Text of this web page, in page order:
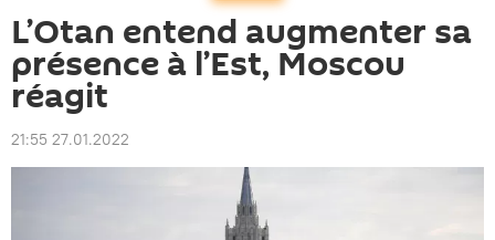
L’Otan entend augmenter sa
présence à l’Est, Moscou
réagit
21:55 27.01.2022